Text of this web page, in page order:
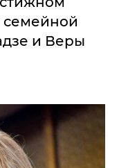
семейной
и Веры